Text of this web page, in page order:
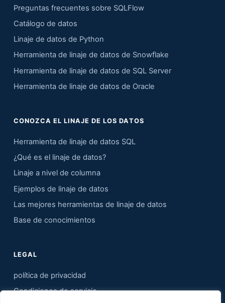
Preguntas frecuentes sobre SQLFlow
Catálogo de datos
Linaje de datos de Python
Herramienta de linaje de datos de Snowflake
Herramienta de linaje de datos de SQL Server
Herramienta de linaje de datos de Oracle
CONOZCA EL LINAJE DE LOS DATOS
Herramienta de linaje de datos SQL
¿Qué es el linaje de datos?
Linaje a nivel de columna
Ejemplos de linaje de datos
Las mejores herramientas de linaje de datos
Base de conocimientos
LEGAL
política de privacidad
Condiciones de servicio